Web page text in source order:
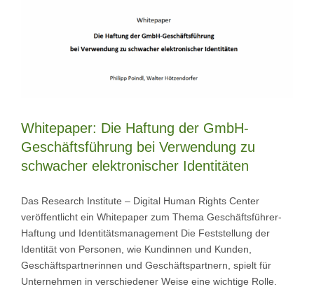
Whitepaper: Die Haftung der GmbH-
Geschäftsführung bei Verwendung zu
schwacher elektronischer Identitäten
Das Research Institute – Digital Human Rights Center
veröffentlicht ein Whitepaper zum Thema Geschäftsführer-
Haftung und Identitätsmanagement Die Feststellung der
Identität von Personen, wie Kundinnen und Kunden,
Geschäftspartnerinnen und Geschäftspartnern, spielt für
Unternehmen in verschiedener Weise eine wichtige Rolle.